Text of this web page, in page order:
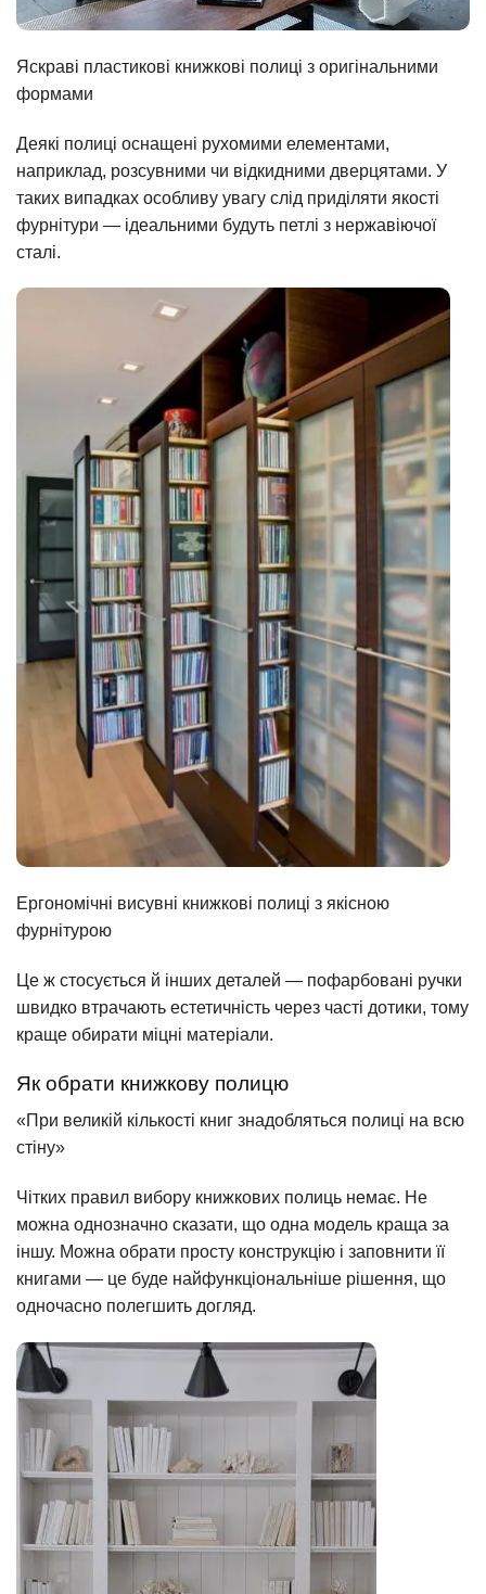
Яскраві пластикові книжкові полиці з оригінальними
формами
Деякі полиці оснащені рухомими елементами,
наприклад, розсувними чи відкидними дверцятами. У
таких випадках особливу увагу слід приділяти якості
фурнітури — ідеальними будуть петлі з нержавіючої
сталі.
Ергономічні висувні книжкові полиці з якісною
фурнітурою
Це ж стосується й інших деталей — пофарбовані ручки
швидко втрачають естетичність через часті дотики, тому
краще обирати міцні матеріали.
Як обрати книжкову полицю
«При великій кількості книг знадобляться полиці на всю
стіну»
Чітких правил вибору книжкових полиць немає. Не
можна однозначно сказати, що одна модель краща за
іншу. Можна обрати просту конструкцію і заповнити її
книгами — це буде найфункціональніше рішення, що
одночасно полегшить догляд.